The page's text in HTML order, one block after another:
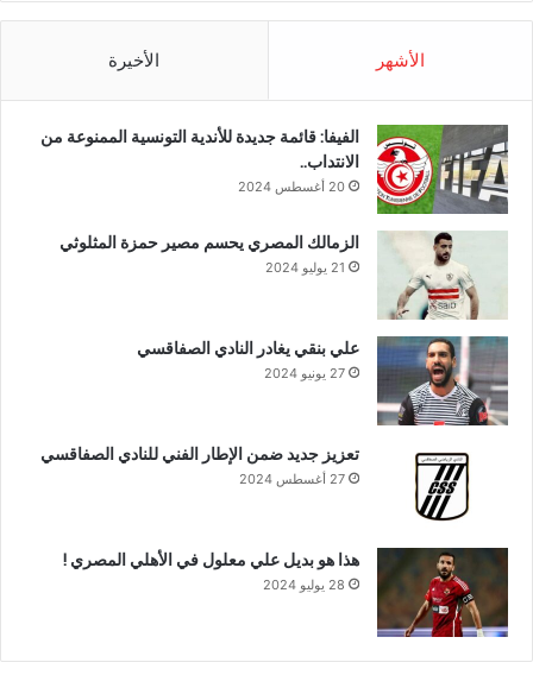
الأشهر الأخيرة
الفيفا: قائمة جديدة للأندية التونسية الممنوعة من
الانتداب..
20 أغسطس 2024
الزمالك المصري يحسم مصير حمزة المثلوثي
21 يوليو 2024
علي بنقي يغادر النادي الصفاقسي
27 يونيو 2024
تعزيز جديد ضمن الإطار الفني للنادي الصفاقسي
27 أغسطس 2024
هذا هو بديل علي معلول في الأهلي المصري !
28 يوليو 2024